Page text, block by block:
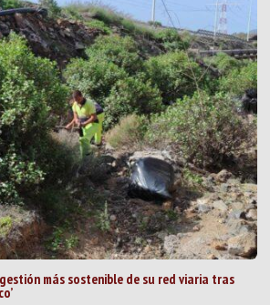
más sostenible de su red viaria tras